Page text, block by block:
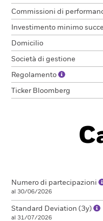
Commissioni di
Investimento minimo
Domicilio
Società di gestione
Regolamento
Ticker Bloomberg
Numero di partecipazioni
al 30/06/2026
Standard Deviation (3y)
al 31/07/2026